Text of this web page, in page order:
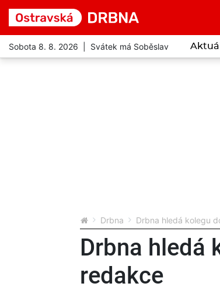
Sobota 8. 8. 2026 | Svátek má Soběslav
Drbna Drbna hledá kolegu
Drbna hledá
redakce